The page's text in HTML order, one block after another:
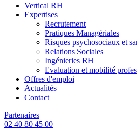
Vertical RH
Expertises
Recrutement
Pratiques Managériales
Risques psychosociaux et
Relations Sociales
Ingénieries RH
Evaluation et mobilité
Offres d'emploi
Actualités
Contact
Partenaires
02 40 80 45 00